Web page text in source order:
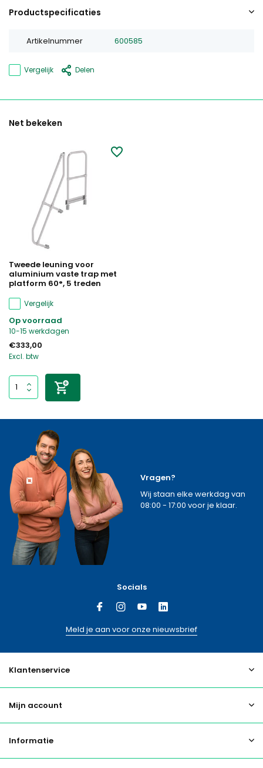
Productspecificaties
Artikelnummer 600585
Vergelijk Delen
Net bekeken
Tweede leuning voor
aluminium vaste trap met
platform 60°, 5 treden
Vergelijk
Op voorraad
10-15 werkdagen
€333,00
Excl. btw
Vragen?
Wij staan elke werkdag van
08:00 - 17:00 voor je klaar.
Socials
Meld je aan voor onze nieuwsbrief
Klantenservice
Mijn account
Informatie